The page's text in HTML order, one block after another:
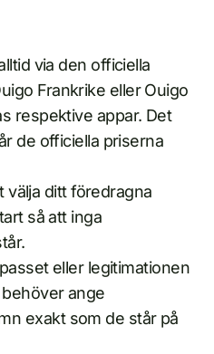
via den officiella
Frankrike eller Ouigo
respektive appar. Det
de officiella priserna
välja ditt föredragna
så att inga
eller legitimationen
ange
exakt som de står på